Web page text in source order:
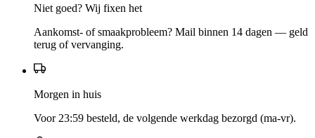
Niet goed? Wij fixen het
Aankomst- of smaakprobleem? Mail binnen 14 dagen — geld
terug of vervanging.
Morgen in huis
Voor 23:59 besteld, de volgende werkdag bezorgd (ma-vr).